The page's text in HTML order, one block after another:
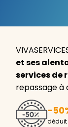
et ses
services de
repassage à
-